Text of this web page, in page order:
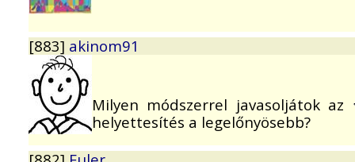
[883] akinom91
Milyen módszerrel javasoljátok az
helyettesítés a legelőnyösebb?